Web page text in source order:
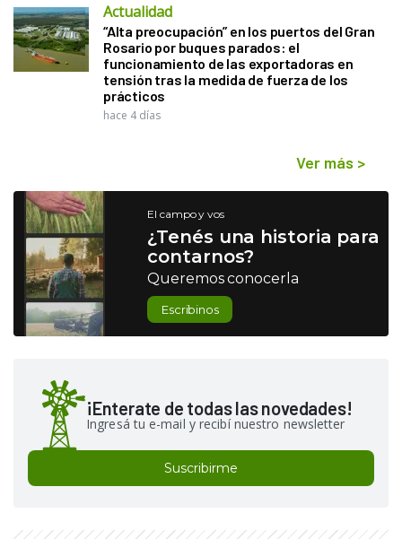
Actualidad
“Alta preocupación” en los puertos del Gran
Rosario por buques parados: el
funcionamiento de las exportadoras en
tensión tras la medida de fuerza de los
prácticos
hace 4 días
Ver más >
El campo y vos
¿Tenés una historia para
contarnos?
Queremos conocerla
Escribinos
¡Enterate de todas las novedades!
Ingresá tu e-mail y recibí nuestro newsletter
Suscribirme